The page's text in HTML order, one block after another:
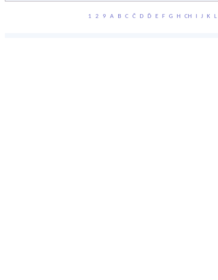
1 2 9 A B C Č D Ď E F G H CH I J K L